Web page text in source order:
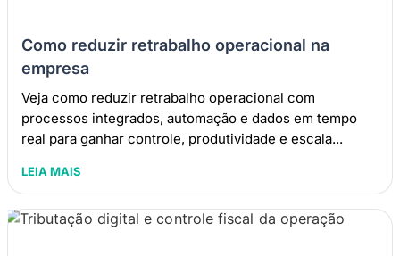
Como reduzir retrabalho operacional na
empresa
Veja como reduzir retrabalho operacional com
processos integrados, automação e dados em tempo
real para ganhar controle, produtividade e escala...
LEIA MAIS